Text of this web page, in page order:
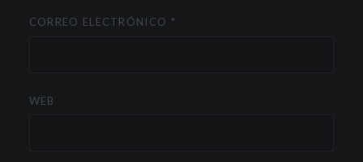
CORREO ELECTRÓNICO *
WEB